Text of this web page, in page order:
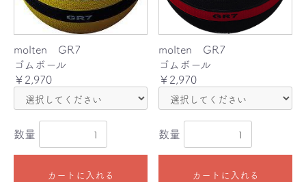
molten GR7
ゴムボール
￥2,970
数量
カートに入れる
molten GR7
ゴムボール
￥2,970
数量
カートに入れる